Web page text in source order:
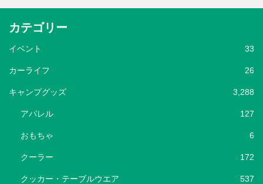
カテゴリー
イベント 33
カーライフ 26
キャンプグッズ 3,288
アパレル 127
おもちゃ 6
クーラー 172
クッカー・テーブルウエア 537